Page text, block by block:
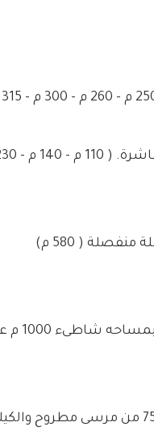
م - 230 م )
( 580 م)
البيضاء الناعمة.